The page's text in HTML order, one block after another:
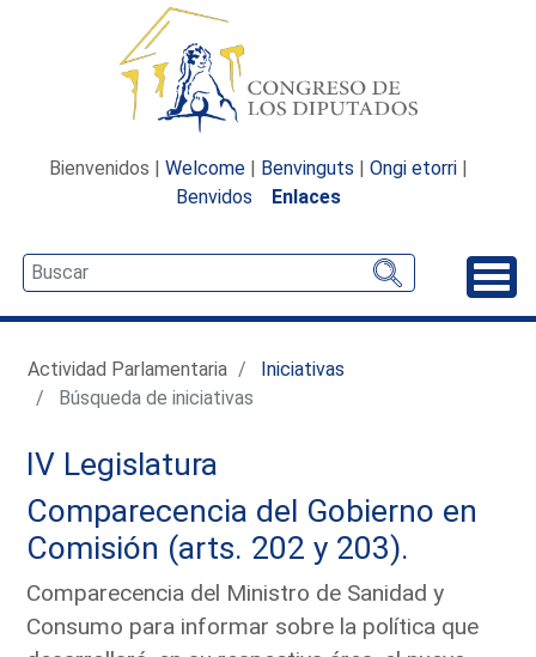
Bienvenidos | Welcome | Benvinguts | Ongi etorri |
Benvidos
Enlaces
Actividad Parlamentaria
Iniciativas
Búsqueda de iniciativas
IV Legislatura
Comparecencia del Gobierno en
Comisión (arts. 202 y 203).
Comparecencia del Ministro de Sanidad y
Consumo para informar sobre la política que